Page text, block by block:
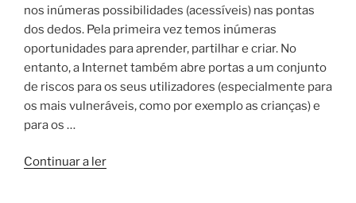
nos inúmeras possibilidades (acessíveis) nas pontas
dos dedos. Pela primeira vez temos inúmeras
oportunidades para aprender, partilhar e criar. No
entanto, a Internet também abre portas a um conjunto
de riscos para os seus utilizadores (especialmente para
os mais vulneráveis, como por exemplo as crianças) e
para os …
Continuar a ler“Internet